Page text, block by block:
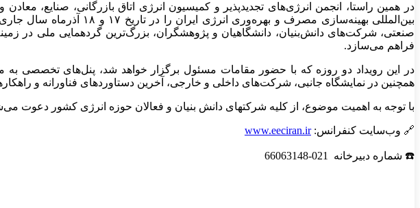
در همین راستا، انجمن انرژی‌های تجدیدپذیر و کمیسیون انرژی اتاق بازرگانی، صنایع،
بین‌المللی بهینه‌سازی
صنعتی، شرکت‌های دانش‌بنیان، دانشگاهیان و پژوهشگران، بزرگ‌ترین گردهمایی ملی در
فراهم می‌سازد.
در این رویداد دو روزه که با حضور مقامات مسئول برگزار خواهد شد، پنل‌های تخصصی
همچنین در نمایشگاه جانبی، شرکت‌های داخلی و خارجی، آخرین دستاوردهای فناورانه و
با توجه به اهمیت موضوع، از کلیه شرکتهای دانش بنیان و فعالان حوزه انرژی کشور دعوت
🔗 وب‌سایت کنفرانس:www.eeciran.ir
☎️ شماره دبیرخانه 021-66063148